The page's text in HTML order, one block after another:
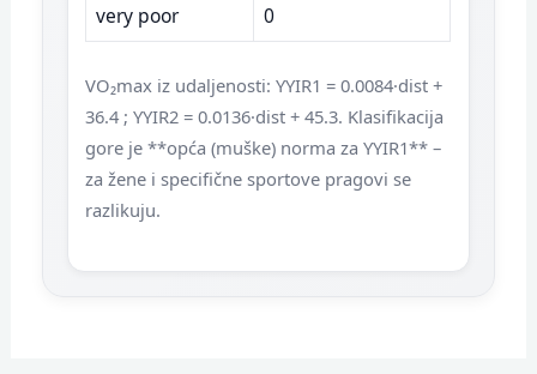
very poor
0
VO₂max iz udaljenosti: YYIR1 = 0.0084·dist +
36.4 ; YYIR2 = 0.0136·dist + 45.3. Klasifikacija
gore je **opća (muške) norma za YYIR1** –
za žene i specifične sportove pragovi se
razlikuju.